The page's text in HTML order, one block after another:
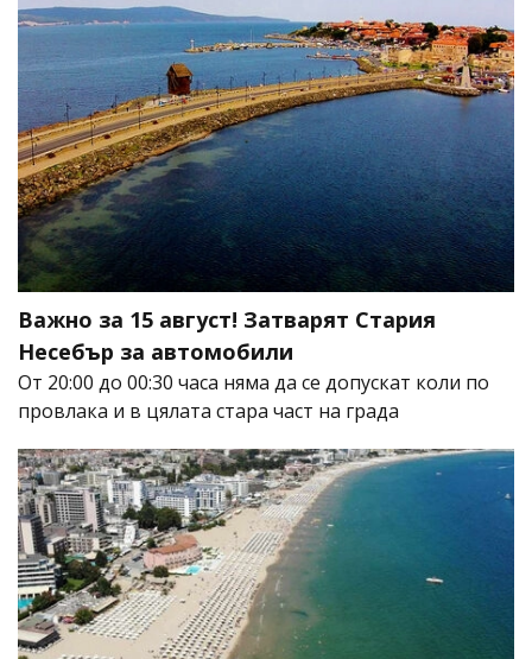
Важно за 15 август! Затварят Стария
Несебър за автомобили
От 20:00 до 00:30 часа няма да се допускат коли по
провлака и в цялата стара част на града